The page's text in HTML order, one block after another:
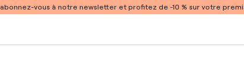
abonnez-vous à notre newsletter et profitez de -10 % sur votre